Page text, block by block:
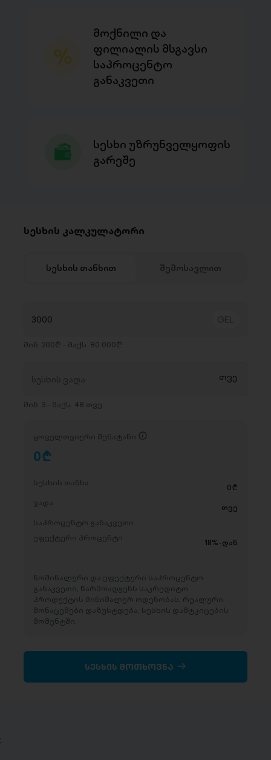
მოქნილი და
ფილიალის მსგავსი
საპროცენტო
განაკვეთი
სესხი უზრუნველყოფის
გარეშე
სესხის კალკულატორი
სესხის თანხით შემოსავლით
მინ. 200₾ - მაქს. 80 000₾
მინ. 3 - მაქს. 48 თვე
ყოველთვიური შენატანი
0D
სესხის თანხა 0 D
ვადა
თვე
საპროცენტო განაკვეთი
ეფექტური პროცენტი
18%-დან
ნომინალური და ეფექტური საპროცენტო
განაკვეთი, წარმოადგენს საკრედიტო
პროდუქტის მინიმალურ ოდენობას. რეალური
მონაცემები დაზუსტდება, სესხის დამტკიცების
მომენტში.
სესხის მოთხოვნა
;